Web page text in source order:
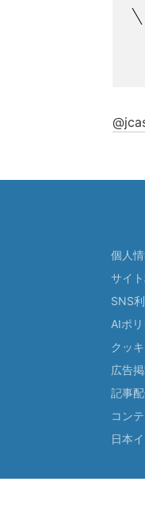
個人
サイ
SNS
AIポ
クッ
広告
記事
コン
日本